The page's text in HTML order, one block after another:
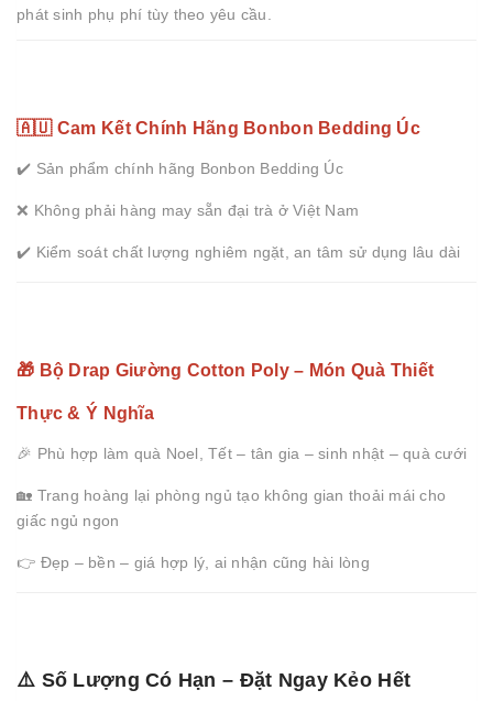
phát sinh phụ phí tùy theo yêu cầu.
🇦🇺 Cam Kết Chính Hãng Bonbon Bedding Úc
✔️ Sản phẩm chính hãng Bonbon Bedding Úc
❌ Không phải hàng may sẵn đại trà ở Việt Nam
✔️ Kiểm soát chất lượng nghiêm ngặt, an tâm sử dụng lâu dài
🎁 Bộ Drap Giường Cotton Poly – Món Quà Thiết
Thực & Ý Nghĩa
🎉 Phù hợp làm quà Noel, Tết – tân gia – sinh nhật – quà cưới
🏡 Trang hoàng lại phòng ngủ tạo không gian thoải mái cho
giấc ngủ ngon
👉 Đẹp – bền – giá hợp lý, ai nhận cũng hài lòng
⚠️ Số Lượng Có Hạn – Đặt Ngay Kẻo Hết